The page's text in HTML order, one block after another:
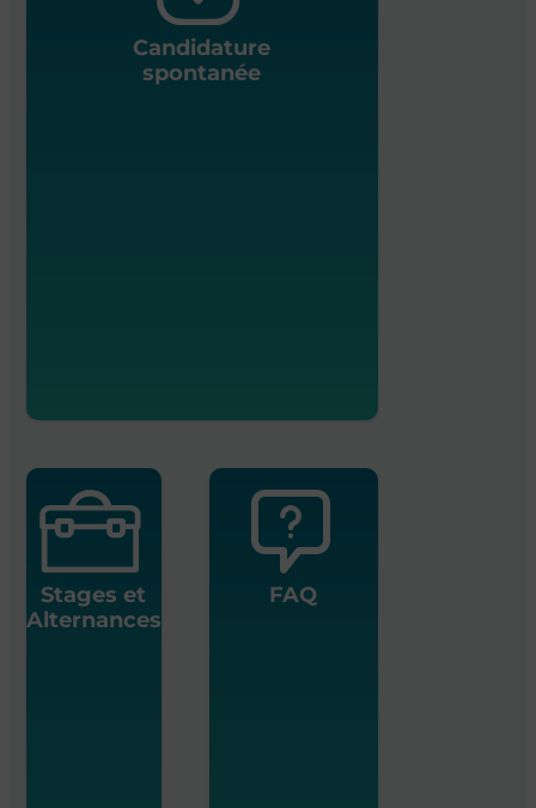
Candidature
spontanée
Stages et
Alternances
FAQ